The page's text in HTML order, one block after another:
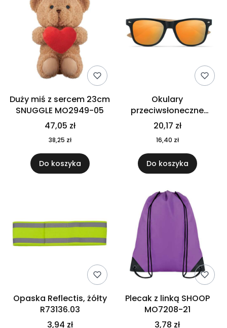
Duży miś z sercem 23cm
SNUGGLE MO2949-05
47,05 zł
38,25 zł
Do koszyka
Okulary
przeciwsłoneczne
CALIFORNIA TOUCH
MO9617-10
20,17 zł
16,40 zł
Do koszyka
Opaska Reflectis, żółty
R73136.03
3,94 zł
Plecak z linką SHOOP
MO7208-21
3,78 zł